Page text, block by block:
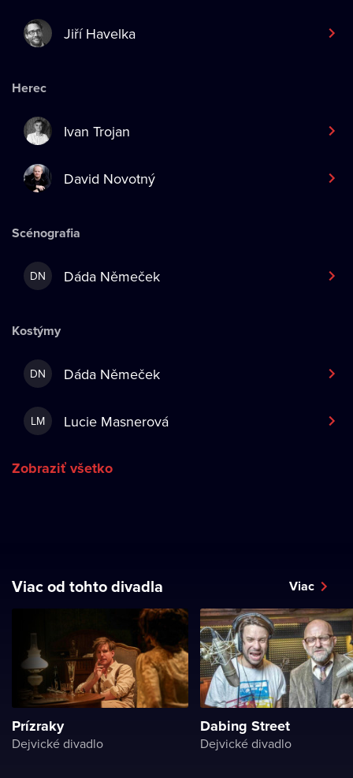
Jiří Havelka
Herec
Ivan Trojan
David Novotný
Scénografia
DN Dáda Němeček
Kostýmy
DN Dáda Němeček
LM Lucie Masnerová
Zobraziť všetko
Viac od tohto divadla Viac
Prízraky
Dejvické divadlo
Dabing Street
Dejvické divadlo